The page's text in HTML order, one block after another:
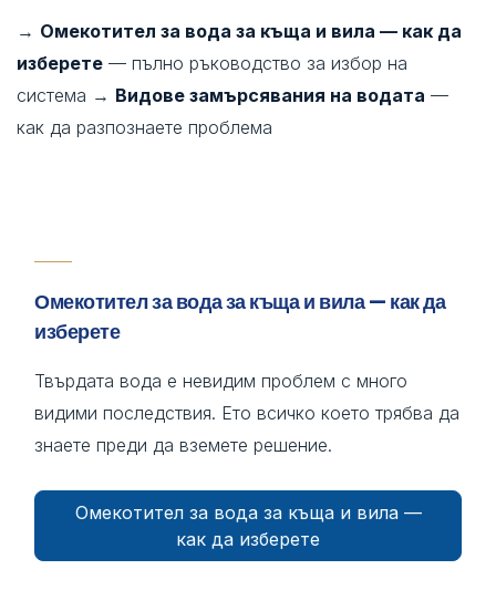
→ Омекотител за вода за къща и вила — как да
изберете — пълно ръководство за избор на
система → Видове замърсявания на водата —
как да разпознаете проблема
Омекотител за вода за къща и вила — как да
изберете
Твърдата вода е невидим проблем с много
видими последствия. Ето всичко което трябва да
знаете преди да вземете решение.
Омекотител за вода за къща и вила —
как да изберете